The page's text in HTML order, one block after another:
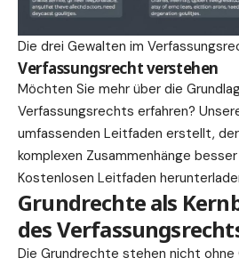
Die drei Gewalten im
Verfassungsrecht verstehen
Möchten Sie mehr über die
Verfassungsrechts erfahren?
umfassenden Leitfaden erstellt,
komplexen Zusammenhänge
Kostenlosen Leitfaden
Grundrechte als
des
Die Grundrechte stehen nicht ohne